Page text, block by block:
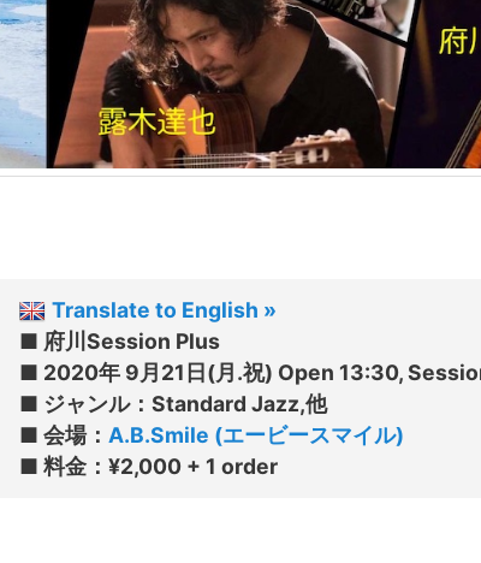
動
Translate to English »
■ 府川Session Plus
■ 2020年 9月21日(月.祝) Open 13:30,
■ ジャンル：Standard Jazz,他
■ 会場： A.B.Smile (エービースマイル)
■ 料金：¥2,000 + 1 order